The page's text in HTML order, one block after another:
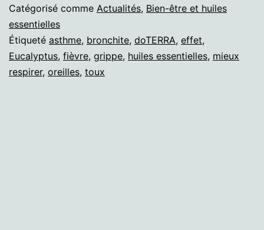
Catégorisé comme Actualités, Bien-être et huiles
essentielles
Étiqueté asthme, bronchite, doTERRA, effet,
Eucalyptus, fièvre, grippe, huiles essentielles, mieux
respirer, oreilles, toux